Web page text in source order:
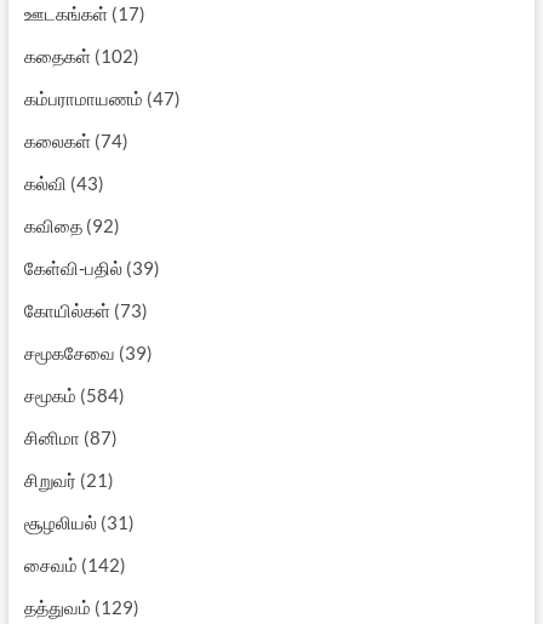
ஊடகங்கள்(17)
கதைகள்(102)
கம்பராமாயணம் (47)
கலைகள்(74)
கல்வி (43)
கவிதை(92)
கேள்வி-பதில்(39)
கோயில்கள்(73)
சமூகசேவை (39)
சமூகம் (584)
சினிமா (87)
சிறுவர் (21)
சூழலியல்(31)
சைவம் (142)
தத்துவம் (129)